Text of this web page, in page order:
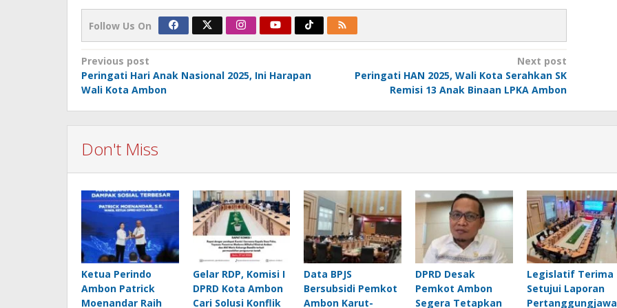
Follow Us On
Post
navigation
Previous post
Peringati Hari Anak Nasional 2025, Ini Harapan
Wali Kota Ambon
Next post
Peringati HAN 2025, Wali Kota Serahkan SK
Remisi 13 Anak Binaan LPKA Ambon
Don't Miss
Ketua Perindo
Ambon Patrick
Moenandar Raih
Gelar RDP, Komisi I
DPRD Kota Ambon
Cari Solusi Konflik
Data BPJS
Bersubsidi Pemkot
Ambon Karut-
DPRD Desak
Pemkot Ambon
Segera Tetapkan
Legislatif Terima
Setujui Laporan